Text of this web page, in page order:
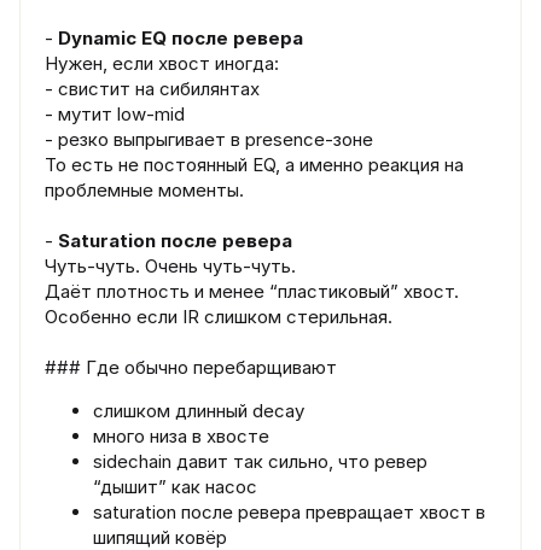
- Dynamic EQ после ревера
Нужен, если хвост иногда:
- свистит на сибилянтах
- мутит low-mid
- резко выпрыгивает в presence-зоне
То есть не постоянный EQ, а именно реакция на
проблемные моменты.
- Saturation после ревера
Чуть-чуть. Очень чуть-чуть.
Даёт плотность и менее “пластиковый” хвост.
Особенно если IR слишком стерильная.
### Где обычно перебарщивают
слишком длинный decay
много низа в хвосте
sidechain давит так сильно, что ревер
“дышит” как насос
saturation после ревера превращает хвост в
шипящий ковёр